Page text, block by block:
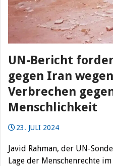
UN-Bericht
gegen Iran
Verbrechen
Menschlichkeit
23. JULI 2024
Javid Rahman, der UN-
Lage der Menschenrechte